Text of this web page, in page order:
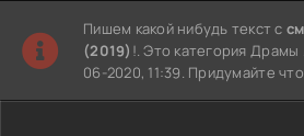
Пишем какой нибудь текст с
(2019) !. Это категория
06-2020, 11:39. Придумайте